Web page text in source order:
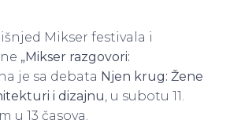
Mikser festivala i
„Mikser razgovori:
je sa debata Njen krug: Žene
i dizajnu, u subotu 11.
u 13 časova.